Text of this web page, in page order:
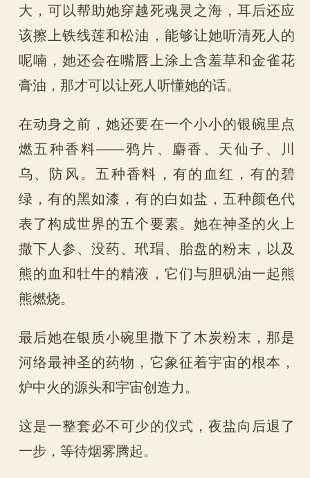
大，可以帮助她穿越死魂灵之海，耳后还应
该擦上铁线莲和松油，能够让她听清死人的
呢喃，她还会在嘴唇上涂上含羞草和金雀花
膏油，那才可以让死人听懂她的话。
在动身之前，她还要在一个小小的银碗里点
燃五种香料——鸦片、麝香、天仙子、川
乌、防风。五种香料，有的血红，有的碧
绿，有的黑如漆，有的白如盐，五种颜色代
表了构成世界的五个要素。她在神圣的火上
撒下人参、没药、玳瑁、胎盘的粉末，以及
熊的血和牡牛的精液，它们与胆矾油一起熊
熊燃烧。
最后她在银质小碗里撒下了木炭粉末，那是
河络最神圣的药物，它象征着宇宙的根本，
炉中火的源头和宇宙创造力。
这是一整套必不可少的仪式，夜盐向后退了
一步，等待烟雾腾起。